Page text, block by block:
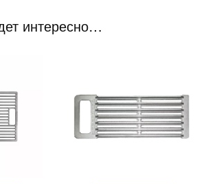
интересно…